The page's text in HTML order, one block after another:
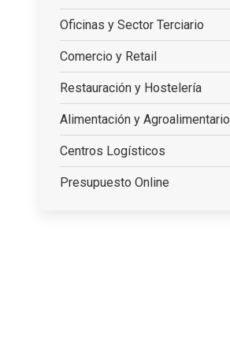
Oficinas y Sector Terciario
Comercio y Retail
Restauración y Hostelería
Alimentación y Agroalimentario
Centros Logísticos
Presupuesto Online